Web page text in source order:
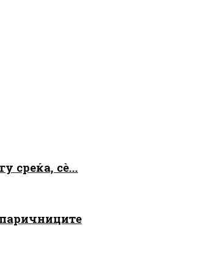
среќа, сè...